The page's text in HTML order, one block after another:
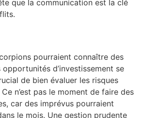
que la communication est la clé
pourraient connaître des
d’investissement se
de bien évaluer les risques
n’est pas le moment de faire des
car des imprévus pourraient
le mois. Une gestion prudente